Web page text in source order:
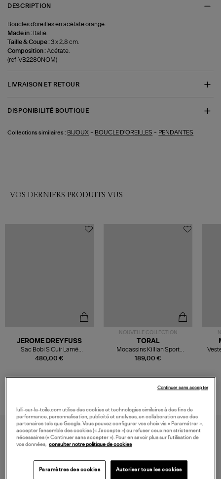
DESCRIPTION
Boucles d'oreilles en acétate orange.
Made in : Italie.
Taille & Coupe :3 x 2,8 cm.
Composition :Acétate.
(ref-VB2280NOM)
LIVRAISON ET RETOUR
DISPONIBILITÉ BOUTIQUE
Collections similaires : BIJOUX - BOUCLE D'OREILLES - PENDANTES
VOS DERNIERS PRODUITS VUS
480,00 €
JEROME DREYFUSS
Sac Bobi S Cuir Lamé
Champagne
NOUVELLE COLLECTION
189,00 €
TORAL
Mocassins Killian Sport
Mousse
lulli-sur-la-toile.com utilise des cookies et technologies similaires à des fins de
performance, personnalisation, publicité et analyses, en collaboration avec des
partenaires tels que Google. Vous pouvez configurer vos choix via « Paramétrer »,
accepter l’ensemble des cookies (« J’accepte ») ou refuser ceux non strictement
nécessaires (« Continuer sans accepter »). Pour en savoir plus sur l’utilisation de
vos données, consulter notre politique de cookies
Paramètres des cookies Autoriser tous les cookies
Continuer sans accepter